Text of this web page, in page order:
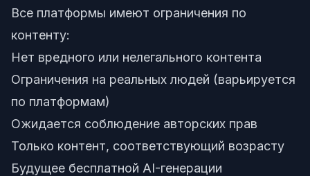
Все платформы имеют ограничения по
контенту:
Нет вредного или нелегального контента
Ограничения на реальных людей (варьируется
по платформам)
Ожидается соблюдение авторских прав
Только контент, соответствующий возрасту
Будущее бесплатной AI-генерации